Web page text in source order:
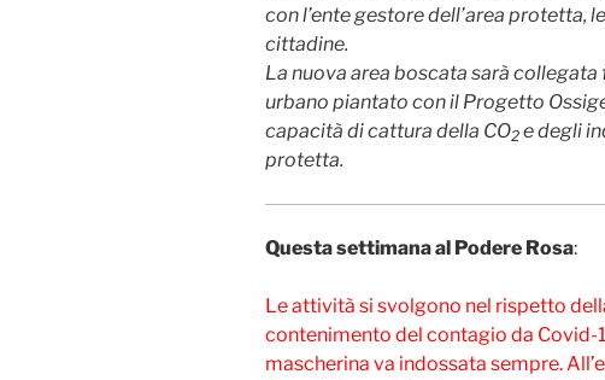
con l’ente gestore dell’area protetta,
cittadine.
La nuova area boscata sarà
urbano piantato con il Progetto
capacità di cattura della CO2 e degli
protetta.
Questa settimana al Podere Rosa:
Le attività si svolgono nel rispetto
contenimento del contagio da Covid-
mascherina va indossata sempre.